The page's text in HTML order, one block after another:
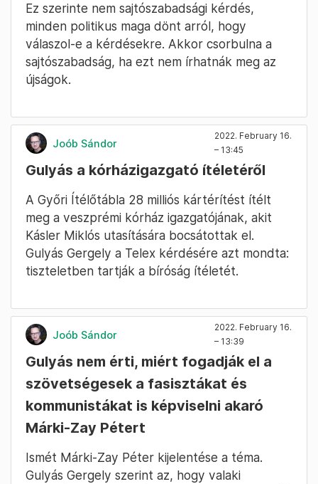
Ez szerinte nem sajtószabadsági kérdés,
minden politikus maga dönt arról, hogy
válaszol-e a kérdésekre. Akkor csorbulna a
sajtószabadság, ha ezt nem írhatnák meg az
újságok.
Joób Sándor
2022. February 16.
– 13:45
Gulyás a kórházigazgató ítéletéről
A Győri Ítélőtábla 28 milliós kártérítést ítélt
meg a veszprémi kórház igazgatójának, akit
Kásler Miklós utasítására bocsátottak el.
Gulyás Gergely a Telex kérdésére azt mondta:
tiszteletben tartják a bíróság ítéletét.
Joób Sándor
2022. February 16.
– 13:39
Gulyás nem érti, miért fogadják el a
szövetségesek a fasisztákat és
kommunistákat is képviselni akaró
Márki-Zay Pétert
Ismét Márki-Zay Péter kijelentése a téma.
Gulyás Gergely szerint az, hogy valaki